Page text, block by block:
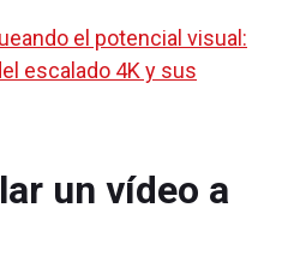
el potencial visual:
escalado 4K y sus
un vídeo a